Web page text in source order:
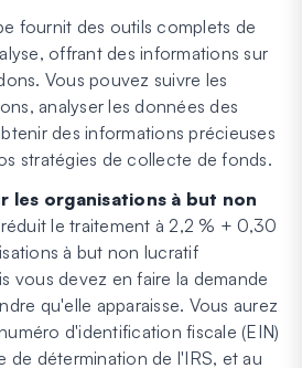
fournit des outils complets de
offrant des informations sur
Vous pouvez suivre les
analyser les données des
des informations précieuses
stratégies de collecte de fonds.
les organisations à but non
le traitement à 2,2 % + 0,30
à but non lucratif
vous devez en faire la demande
qu'elle apparaisse. Vous aurez
d'identification fiscale (EIN)
de détermination de l'IRS, et au